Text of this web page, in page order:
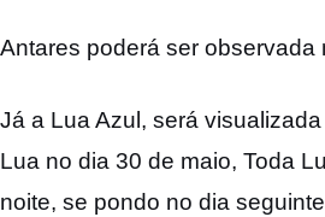
Antares poderá ser observada
Já a Lua Azul, será
Lua no dia 30 de maio, Toda
noite, se pondo no dia